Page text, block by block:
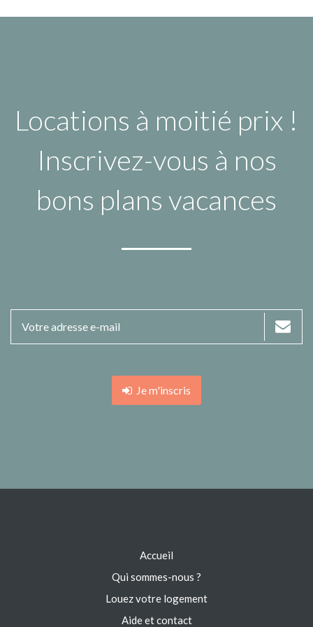
Locations à moitié prix !
Inscrivez-vous à nos
bons plans vacances
Je m'inscris
Accueil
Qui sommes-nous ?
Louez votre logement
Aide et contact